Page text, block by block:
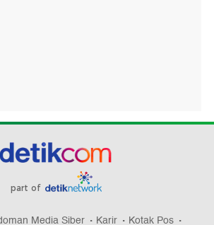
part of
Media Siber Karir Kotak Pos